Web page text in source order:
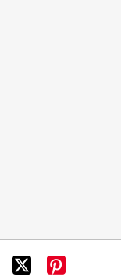
